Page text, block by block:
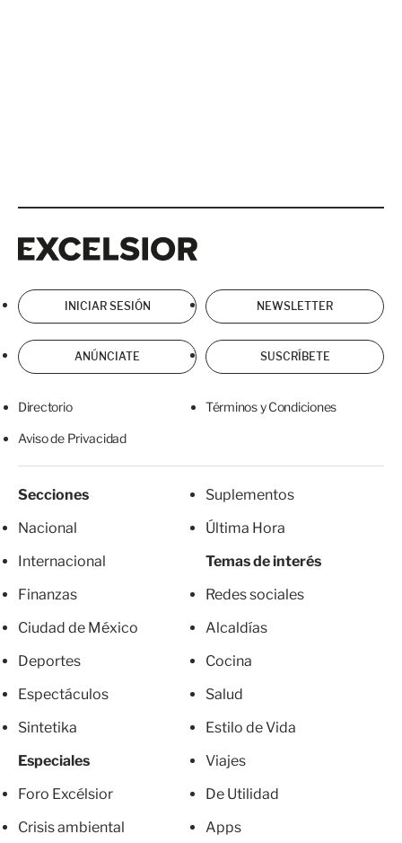
INICIAR SESIÓN NEWSLETTER
ANÚNCIATE SUSCRÍBETE
Directorio Términos y Condiciones
Aviso de Privacidad
Secciones
Nacional
Internacional
Finanzas
Ciudad de México
Deportes
Espectáculos
Sintetika
Especiales
Foro Excélsior
Crisis ambiental
Suplementos
Última Hora
Temas de interés
Redes sociales
Alcaldías
Cocina
Salud
Estilo de Vida
Viajes
De Utilidad
Apps